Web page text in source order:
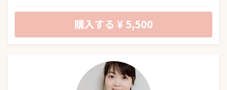
購入する ¥ 5,500